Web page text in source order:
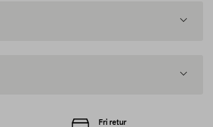
Fri retur